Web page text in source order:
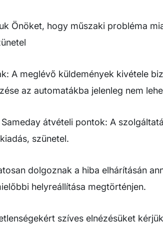
Önöket, hogy műszaki probléma
A meglévő küldemények kivétele
az automatákba jelenleg nem
átvételi pontok: A
szünetel.
dolgoznak a hiba elhárításán
helyreállítása megtörténjen.
szíves elnézésüket